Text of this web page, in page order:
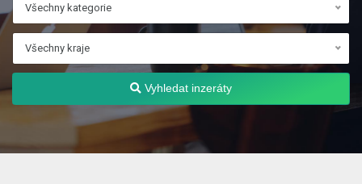
Všechny kategorie
Všechny kraje
Vyhledat inzeráty